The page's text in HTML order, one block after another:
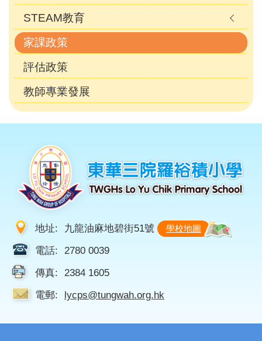
STEAM教育
家課政策
評估政策
教師專業發展
地址: 九龍油麻地碧街51號 學校地圖
電話: 2780 0039
傳真: 2384 1605
電郵: lycps@tungwah.org.hk